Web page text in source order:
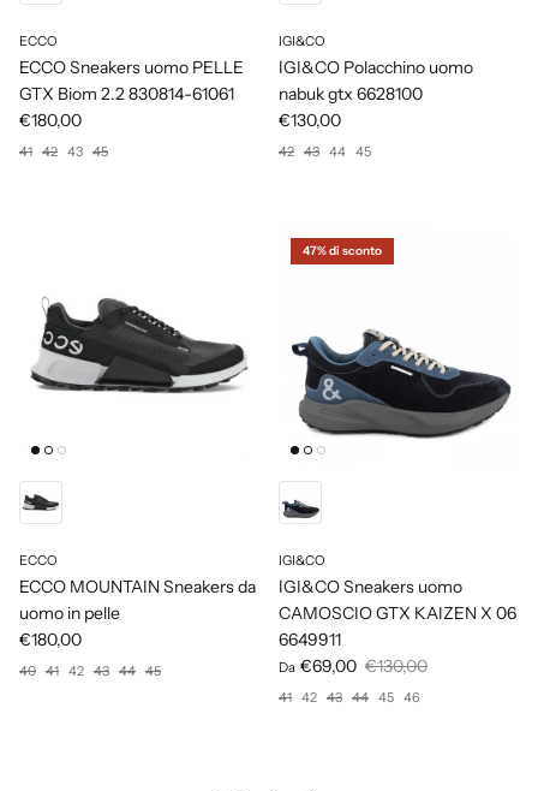
ECCO
ECCO Sneakers uomo PELLE
GTX Biom 2.2 830814-61061
€180,00
41 42 43 45
IGI&CO
IGI&CO Polacchino uomo
nabuk gtx 6628100
€130,00
42 43 44 45
ECCO
ECCO MOUNTAIN Sneakers da
uomo in pelle
€180,00
40 41 42 43 44 45
47% di sconto
IGI&CO
IGI&CO Sneakers uomo
CAMOSCIO GTX KAIZEN X 06
6649911
Da €69,00 €130,00
41 42 43 44 45 46